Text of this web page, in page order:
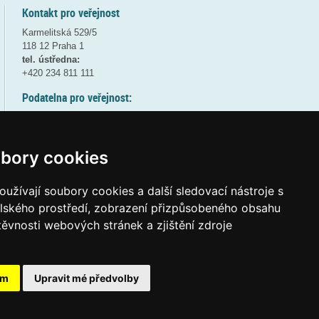
cookies
soubory cookies a další sledovací nástroje s
prostředí, zobrazení přizpůsobeného obsahu
webových stránek a zjištění zdroje
Upravit mé předvolby
Kontakt pro veřejnost
Karmelitská 529/5
118 12 Praha 1
tel. ústředna:
+420 234 811 111
Podatelna pro veřejnost:
(více informací
Elektronická podatelna:
posta@msmtgov cz